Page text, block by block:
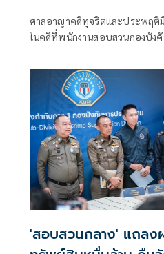
ศาลอาญาคดีทุจริตและประพฤ
ในคดีที่พนักงานสอบสวนกองบัง
'สอบสวนกลาง' แถลง